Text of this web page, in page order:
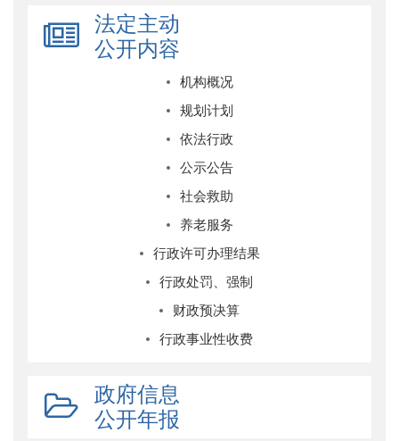
法定主动
公开内容
机构概况
规划计划
依法行政
公示公告
社会救助
养老服务
行政许可办理结果
行政处罚、强制
财政预决算
行政事业性收费
政府信息
公开年报